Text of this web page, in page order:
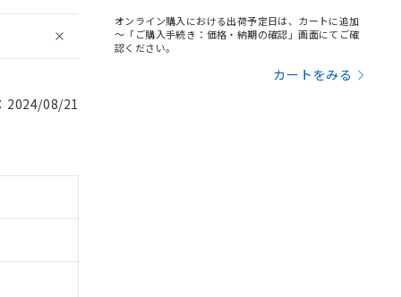
2024/08/21
オンライン購入における出荷予定日は、カートに追加
～「ご購入手続き：価格・納期の確認」画面にてご確
認ください。
カートをみる